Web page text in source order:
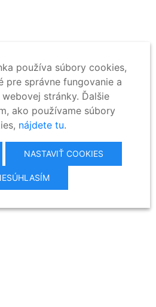
používa súbory cookies,
pre správne fungovanie a
stránky. Ďalšie
ako používame súbory
nájdete tu.
NASTAVIŤ COOKIES